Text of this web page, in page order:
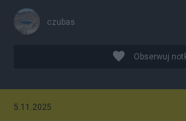
czubas
Obserwuj
5.11.2025